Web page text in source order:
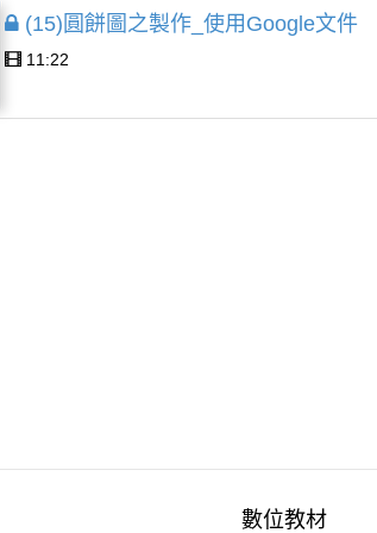
(15)圓餅圖之製作_使用Google文件
11:22
數位教材